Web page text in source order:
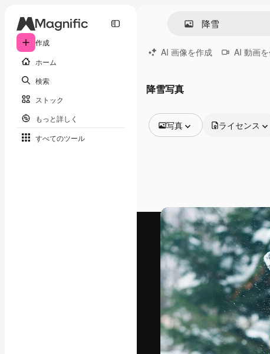
作成
ホーム
検索
ストック
もっと詳しく
すべてのツール
AI 画像を作成 AI 動画
降雪写真
写真
動画
映像素材
モーショングラフィックス
動画テンプレート
アイコン
3D モデル
フォント
ライセンス
最高のクリエイ
ットフォーム。
店、スタジオを
います。
日本語